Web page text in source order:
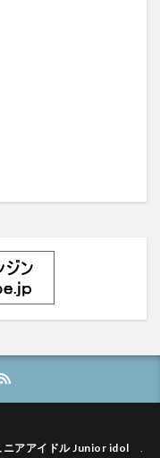
ニアアイドル Junior idol.